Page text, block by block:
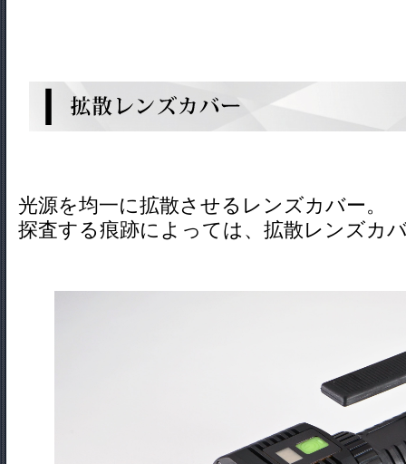
光源を均一に拡散させるレンズカバー。
探査する痕跡によっては、拡散レンズカ